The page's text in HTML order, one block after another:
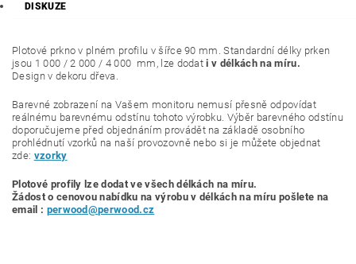
DISKUZE
Plotové prkno v plném profilu v šířce 90 mm. Standardní délky prken
jsou 1 000 / 2 000 / 4 000 mm, lze dodati v délkách na míru.
Design v dekoru dřeva.
Barevné zobrazení na Vašem monitoru nemusí přesně odpovídat
reálnému barevnému odstínu tohoto výrobku. Výběr barevného odstínu
doporučujeme před objednáním provádět na základě osobního
prohlédnutí vzorků na naší provozovně nebo si je můžete objednat
zde: vzorky
Plotové profily lze dodat ve všech délkách na míru.
Žádost o cenovou nabídku na výrobu v délkách na míru pošlete na
email : perwood@perwood.cz